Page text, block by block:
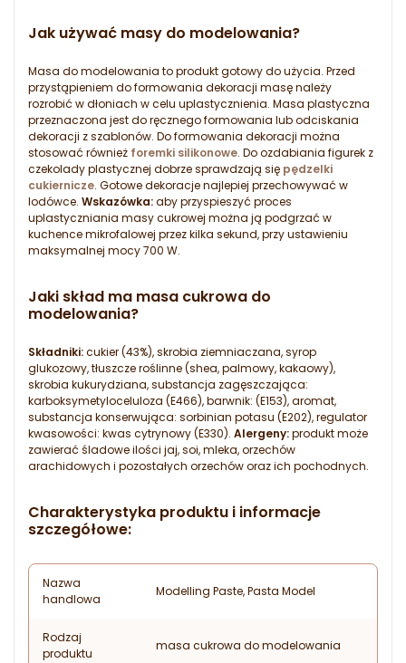
Jak używać masy do modelowania?
Masa do modelowania to produkt gotowy do użycia. Przed
przystąpieniem do formowania dekoracji masę należy
rozrobić w dłoniach w celu uplastycznienia. Masa plastyczna
przeznaczona jest do ręcznego formowania lub odciskania
dekoracji z szablonów. Do formowania dekoracji można
stosować również foremki silikonowe. Do ozdabiania figurek z
czekolady plastycznej dobrze sprawdzają się pędzelki
cukiernicze. Gotowe dekoracje najlepiej przechowywać w
lodówce. Wskazówka:aby przyspieszyć proces
uplastyczniania masy cukrowej można ją podgrzać w
kuchence mikrofalowej przez kilka sekund, przy ustawieniu
maksymalnej mocy 700 W.
Jaki skład ma masa cukrowa do
modelowania?
Składniki:cukier (43%), skrobia ziemniaczana, syrop
glukozowy, tłuszcze roślinne (shea, palmowy, kakaowy),
skrobia kukurydziana, substancja zagęszczająca:
karboksymetyloceluloza (E466), barwnik: (E153), aromat,
substancja konserwująca: sorbinian potasu (E202), regulator
kwasowości: kwas cytrynowy (E330). Alergeny:produkt może
zawierać śladowe ilości jaj, soi, mleka, orzechów
arachidowych i pozostałych orzechów oraz ich pochodnych.
Charakterystyka produktu i informacje
szczegółowe:
Nazwa
handlowa
Modelling Paste, Pasta Model
Rodzaj
produktu
masa cukrowa do modelowania